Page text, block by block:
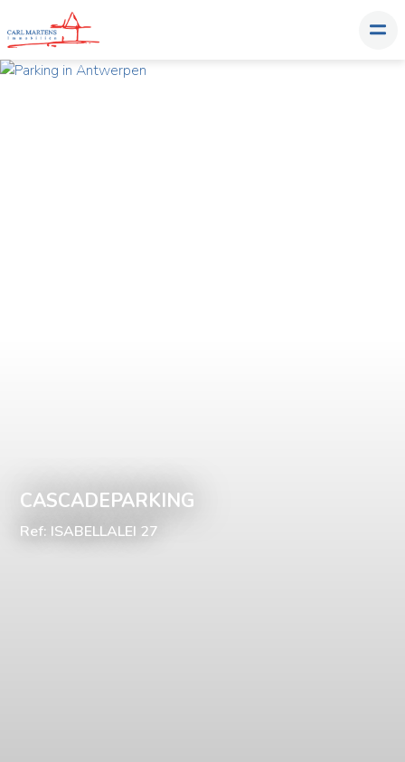
CASCADEPARKING
Ref: ISABELLALEI 27